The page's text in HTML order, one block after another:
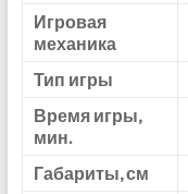
Игровая
механика
Тип игры
Время игры,
мин.
Габариты, см